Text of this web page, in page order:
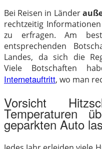
Bei Reisen in Länder
rechtzeitig
zu erfragen. Am
entsprechenden
Landes, da sich die
Viele Botschaften
Internetauftritt, wo man
Vorsicht
Temperaturen
geparkten Auto